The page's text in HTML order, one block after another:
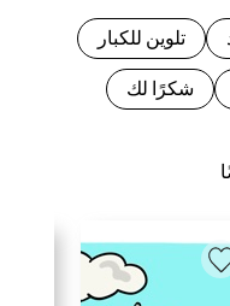
تلوين للكبار
شكرًا لك